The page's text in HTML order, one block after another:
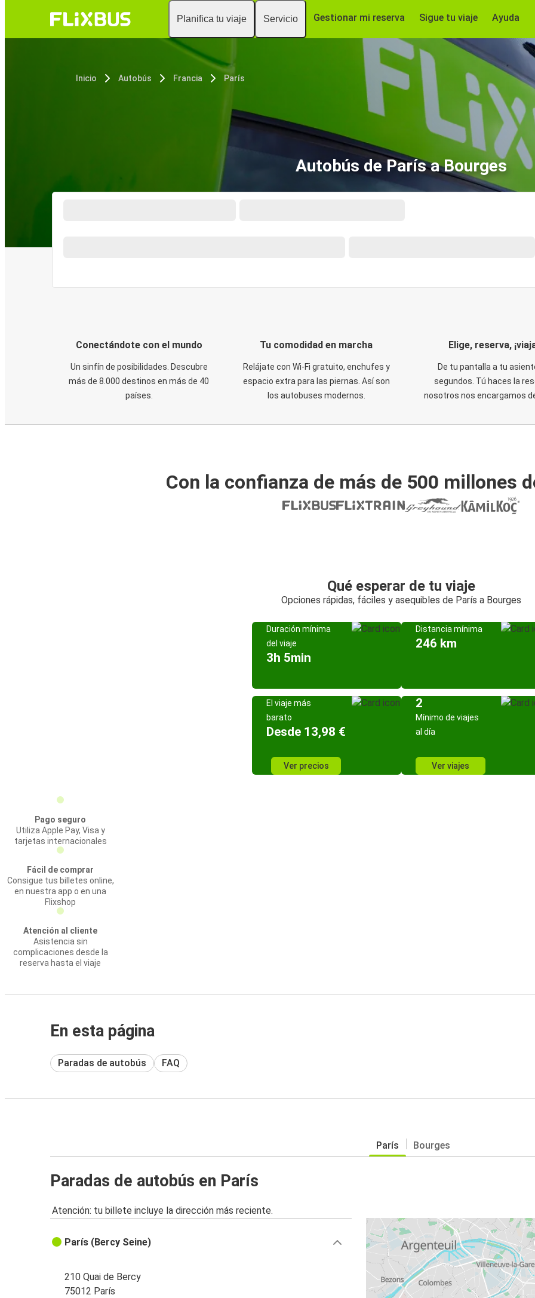
Planifica tu viaje Servicio Gestionar mi reserva Sigue tu viaje Ayuda
Inicio Autobús Francia París
Autobús de París a Bourges
Conectándote con el mundo
Un sinfín de posibilidades. Descubre
más de 8.000 destinos en más de 40
países.
Tu comodidad en marcha
Relájate con Wi-Fi gratuito, enchufes y
espacio extra para las piernas. Así son
los autobuses modernos.
Elige, reserva,
De tu pantalla a tu
segundos. Tú haces la
nosotros nos encargamos
Con la confianza de más de 500 millones
Qué esperar de tu viaje
Opciones rápidas, fáciles y asequibles de París a Bourges
Duración mínima
del viaje
3h 5min
Distancia mínima
246 km
El viaje más
barato
Desde 13,98 €
Ver precios
2
Mínimo de viajes
al día
Ver viajes
Pago seguro
Utiliza Apple Pay, Visa y
tarjetas internacionales
Fácil de comprar
Consigue tus billetes online,
en nuestra app o en una
Flixshop
Atención al cliente
Asistencia sin
complicaciones desde la
reserva hasta el viaje
En esta página
Paradas de autobús FAQ
París Bourges
Paradas de autobús en París
Atención: tu billete incluye la dirección más reciente.
París (Bercy Seine)
210 Quai de Bercy
75012 París